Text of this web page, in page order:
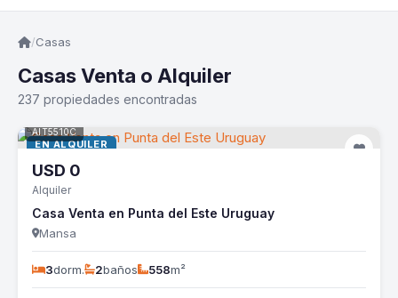
/Casas
Casas Venta o Alquiler
237 propiedades encontradas
EN ALQUILER
AIT5510C
USD 0
Alquiler
Casa Venta en Punta del Este Uruguay
Mansa
3dorm. 2baños 558m²